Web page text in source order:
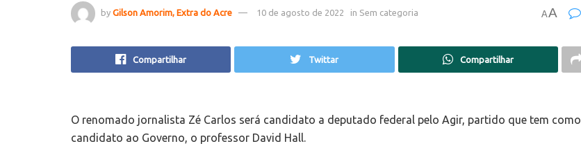
by Gilson Amorim, Extra do Acre 10 de agosto de 2022 in Sem categoria AA
Compartilhar Twittar Compartilhar
O renomado jornalista Zé Carlos será candidato a deputado federal pelo Agir, partido que tem como
candidato ao Governo, o professor David Hall.